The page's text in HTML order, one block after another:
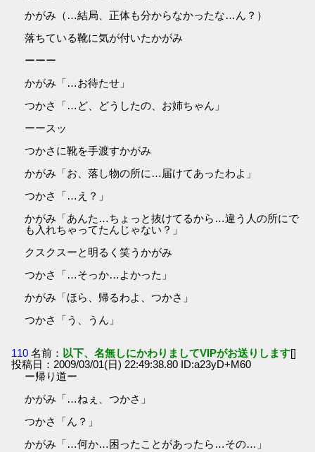
かがみ（…結局、正体も分からなかったな…ん？）
落ちている靴に気が付いたかがみ
ーーー
かがみ「…お待たせ」
つかさ「…ど、どうしたの、お姉ちゃん」
ーースッ
つかさに靴を手渡すかがみ
かがみ「お、落し物の所に…届けてあったわよ」
つかさ「…え？」
かがみ「あんた…ちょっと抜けてるから…違う人の所にで
も入れちゃってたんじゃない？」
クスクスーと明るく笑うかがみ
つかさ「…そっか…よかった」
かがみ「ほら、帰るわよ、つかさ」
つかさ「う、うん」
110 名前： 以下、名無しにかわりましてVIPがお送りします[]
投稿日：2009/03/01(日) 22:49:38.80 ID:a23yD+M60
ー帰り道ー
かがみ「…ねぇ、つかさ」
つかさ「ん？」
かがみ「…何か…困ったことがあったら…その…」